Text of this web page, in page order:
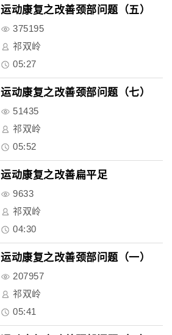
运动康复之改善颈部问题（五）
375195
祁双岭
05:27
运动康复之改善颈部问题（七）
51435
祁双岭
05:52
运动康复之改善扁平足
9633
祁双岭
04:30
运动康复之改善颈部问题（一）
207957
祁双岭
05:41